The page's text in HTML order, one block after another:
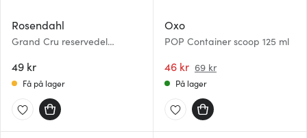
Rosendahl
Grand Cru reservedel
oppbevaringsglass 10 cm 3
stk klar
49 kr
Få på lager
Oxo
POP Container scoop 125 ml
46 kr 69 kr
På lager